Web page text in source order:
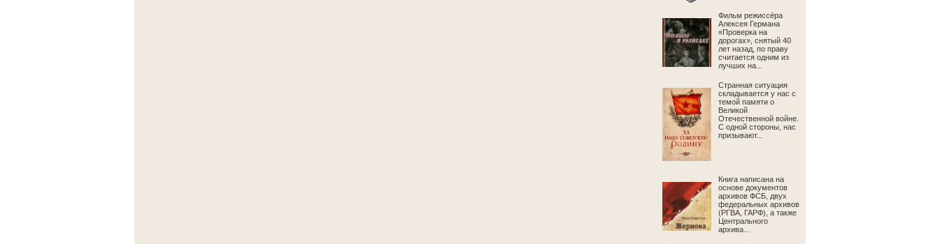
Фильм режиссёра
Алексея Германа
«Проверка на
дорогах», снятый 40
лет назад, по праву
считается одним из
лучших на...
Странная ситуация
складывается у нас с
темой памяти о
Великой
Отечественной войне.
С одной стороны, нас
призывают...
Книга написана на
основе документов
архивов ФСБ, двух
федеральных архивов
(РГВА, ГАРФ), а также
Центрального
архива...